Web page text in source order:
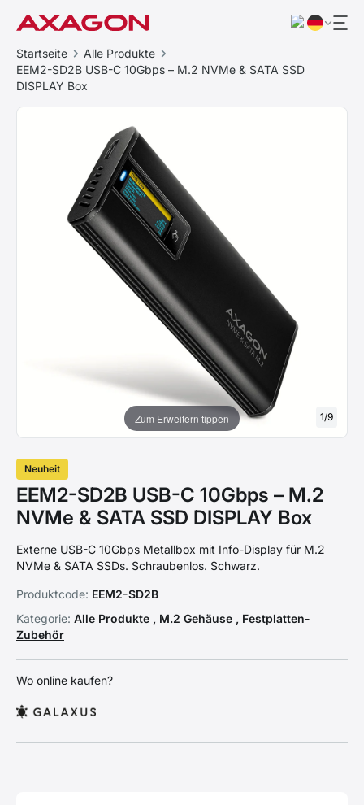
Startseite
Alle Produkte
EEM2-SD2B USB-C 10Gbps – M.2 NVMe & SATA SSD
DISPLAY Box
Zum Erweitern tippen 1/9
Neuheit
EEM2-SD2B USB-C 10Gbps – M.2
NVMe & SATA SSD DISPLAY Box
Externe USB-C 10Gbps Metallbox mit Info-Display für M.2
NVMe & SATA SSDs. Schraubenlos. Schwarz.
Produktcode: EEM2-SD2B
Kategorie: Alle Produkte , M.2 Gehäuse , Festplatten-
Zubehör
Wo online kaufen?